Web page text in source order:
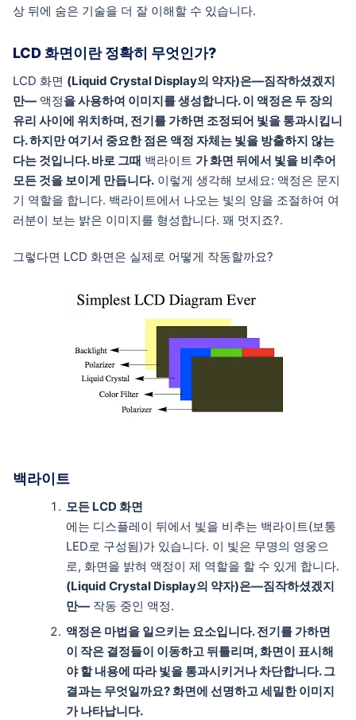
상 뒤에 숨은 기술을 더 잘 이해할 수 있습니다.
LCD 화면이란 정확히 무엇인가?
LCD 화면 (Liquid Crystal Display의 약자)은—짐작하셨겠지
만— 액정을 사용하여 이미지를 생성합니다. 이 액정은 두 장의
유리 사이에 위치하며, 전기를 가하면 조정되어 빛을 통과시킵니
다. 하지만 여기서 중요한 점은 액정 자체는 빛을 방출하지 않는
다는 것입니다. 바로 그때 백라이트 가 화면 뒤에서 빛을 비추어
모든 것을 보이게 만듭니다. 이렇게 생각해 보세요: 액정은 문지
기 역할을 합니다. 백라이트에서 나오는 빛의 양을 조절하여 여
러분이 보는 밝은 이미지를 형성합니다. 꽤 멋지죠?.
그렇다면 LCD 화면은 실제로 어떻게 작동할까요?
백라이트
모든 LCD 화면
에는 디스플레이 뒤에서 빛을 비추는 백라이트(보통
LED로 구성됨)가 있습니다. 이 빛은 무명의 영웅으
로, 화면을 밝혀 액정이 제 역할을 할 수 있게 합니다.
(Liquid Crystal Display의 약자)은—짐작하셨겠지
만— 작동 중인 액정.
액정은 마법을 일으키는 요소입니다. 전기를 가하면
이 작은 결정들이 이동하고 뒤틀리며, 화면이 표시해
야 할 내용에 따라 빛을 통과시키거나 차단합니다. 그
결과는 무엇일까요? 화면에 선명하고 세밀한 이미지
가 나타납니다.